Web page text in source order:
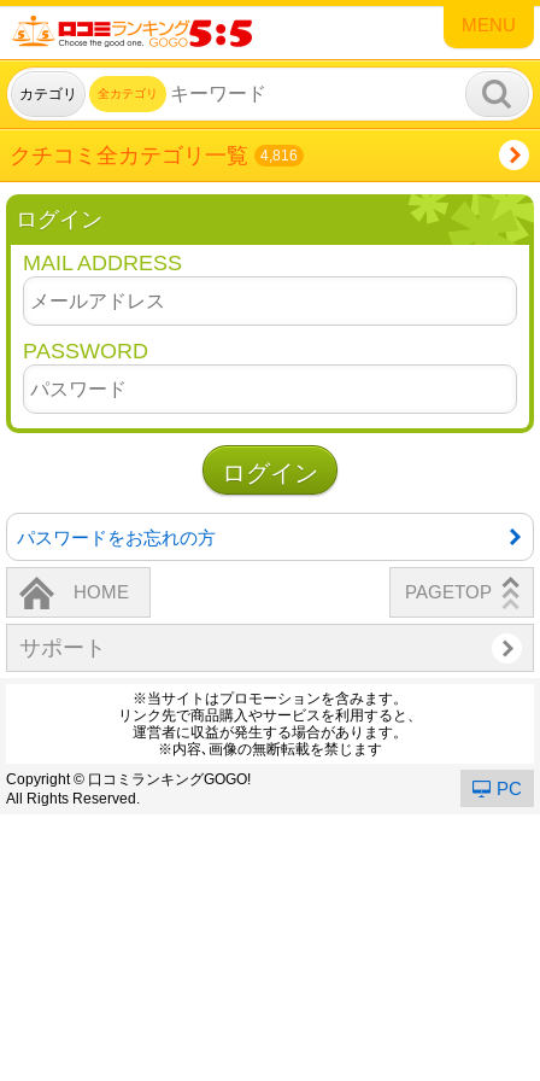
MENU
カテゴリ 全カテゴリ
クチコミ全カテゴリ一覧 4,816
ログイン
MAIL ADDRESS
PASSWORD
パスワードをお忘れの方
HOME PAGETOP
サポート
※当サイトはプロモーションを含みます。
リンク先で商品購入やサービスを利用すると、
運営者に収益が発生する場合があります。
※内容､画像の無断転載を禁じます
Copyright © 口コミランキングGOGO!
All Rights Reserved.
PC